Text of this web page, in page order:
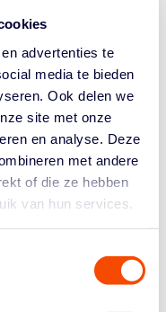
advertenties te
media te bieden
Ook delen we
site met onze
en analyse. Deze
met andere
of die ze hebben
van hun services.
BIRD
2026| Nieuws
en 31 mei worden
Promotiedivisies.